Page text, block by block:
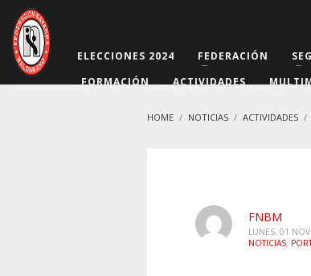
ELECCIONES 2024 FEDERACIÓN
FORMACIÓN
ACTIVIDADES
HOME NOTICIAS ACTIVIDADES
FNBM
LUNES, 01
NOTICIAS,